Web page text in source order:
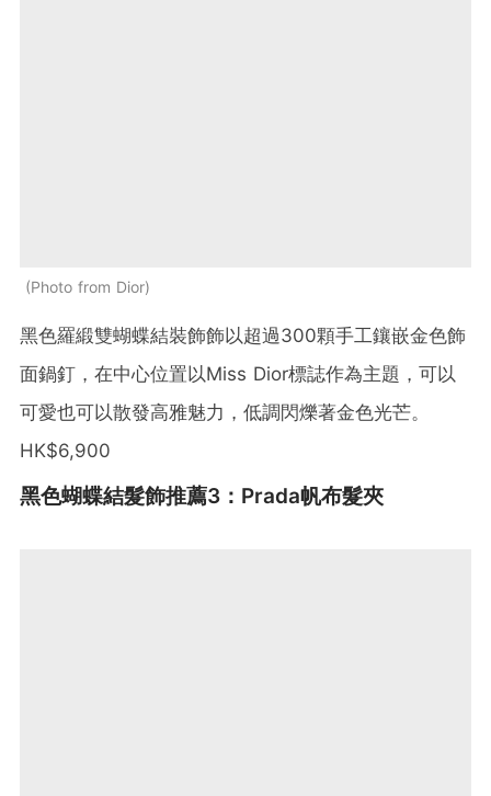
Photo from Dior
黑色羅緞雙蝴蝶結裝飾飾以超過300顆手工鑲嵌金色飾
面鍋釘，在中心位置以Miss Dior標誌作為主題，可以
可愛也可以散發高雅魅力，低調閃爍著金色光芒。
HK$6,900
黑色蝴蝶結髮飾推薦3：Prada帆布髮夾